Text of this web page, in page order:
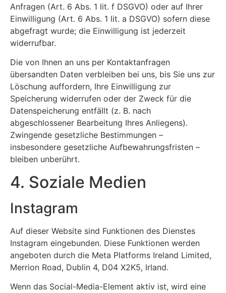
Anfragen (Art. 6 Abs. 1 lit. f DSGVO) oder auf Ihrer
Einwilligung (Art. 6 Abs. 1 lit. a DSGVO) sofern diese
abgefragt wurde; die Einwilligung ist jederzeit
widerrufbar.
Die von Ihnen an uns per Kontaktanfragen
übersandten Daten verbleiben bei uns, bis Sie uns zur
Löschung auffordern, Ihre Einwilligung zur
Speicherung widerrufen oder der Zweck für die
Datenspeicherung entfällt (z. B. nach
abgeschlossener Bearbeitung Ihres Anliegens).
Zwingende gesetzliche Bestimmungen –
insbesondere gesetzliche Aufbewahrungsfristen –
bleiben unberührt.
4. Soziale Medien
Instagram
Auf dieser Website sind Funktionen des Dienstes
Instagram eingebunden. Diese Funktionen werden
angeboten durch die Meta Platforms Ireland Limited,
Merrion Road, Dublin 4, D04 X2K5, Irland.
Wenn das Social-Media-Element aktiv ist, wird eine